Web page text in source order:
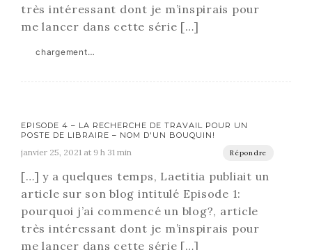
très intéressant dont je m’inspirais pour
me lancer dans cette série […]
chargement…
EPISODE 4 – LA RECHERCHE DE TRAVAIL POUR UN
POSTE DE LIBRAIRE – NOM D'UN BOUQUIN!
janvier 25, 2021 at 9 h 31 min Répondre
[…] y a quelques temps, Laetitia publiait un
article sur son blog intitulé Episode 1:
pourquoi j’ai commencé un blog?, article
très intéressant dont je m’inspirais pour
me lancer dans cette série […]